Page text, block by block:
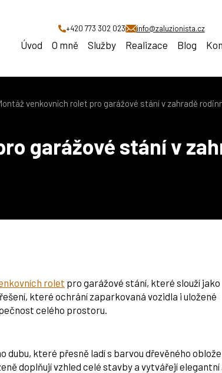
+420 773 302 023 info@zaluzionista.cz
Úvod O mně Služby Realizace Blog
venkovních rolet pro garážové stání v zahradě
garážové stání v
rolet pro garážové stání, které slouží jako
které ochrání zaparkovaná vozidla i uložené
celého prostoru.
dubu, které přesně ladí s barvou dřevěného
doplňují vzhled celé stavby a vytvářejí elegantní